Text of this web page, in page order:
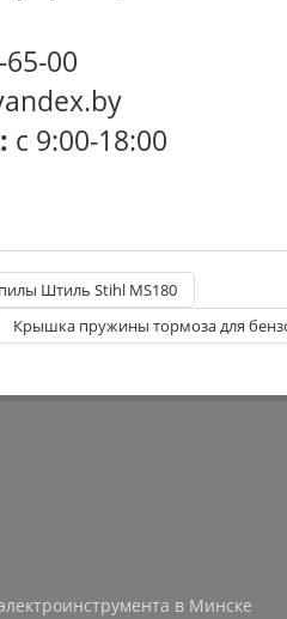
00
с 9:00-18:00
Штиль Stihl MS180
Крышка пружины тормоза для
в Минске